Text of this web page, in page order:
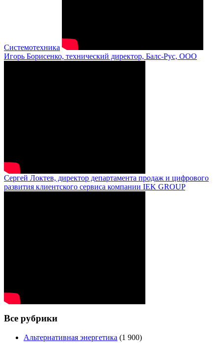
Системотехника
Игорь Борисенко, технический директор, Балс-Рус, ООО
Сергей Локтев, директор департамента продаж и цифрового
развития клиентского сервиса компании IEK GROUP
Все рубрики
Альтернативная энергетика (1 900)